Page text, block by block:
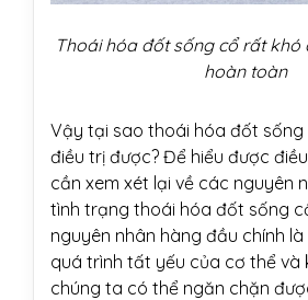
Thoái hóa đốt sống cổ rất khó
hoàn toàn
Vậy tại sao thoái hóa đốt sống
điều trị được? Để hiểu được
cần xem xét lại về các nguyên
tình trạng thoái hóa đốt sống
nguyên nhân hàng đầu chính
quá trình tất yếu của cơ thể và
chúng ta có thể ngăn chặn